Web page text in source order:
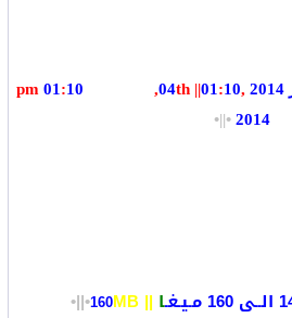
,
01 :10
|| pm
01 :10 ,04th
2014
•||•
ا ||
160MB
•||•